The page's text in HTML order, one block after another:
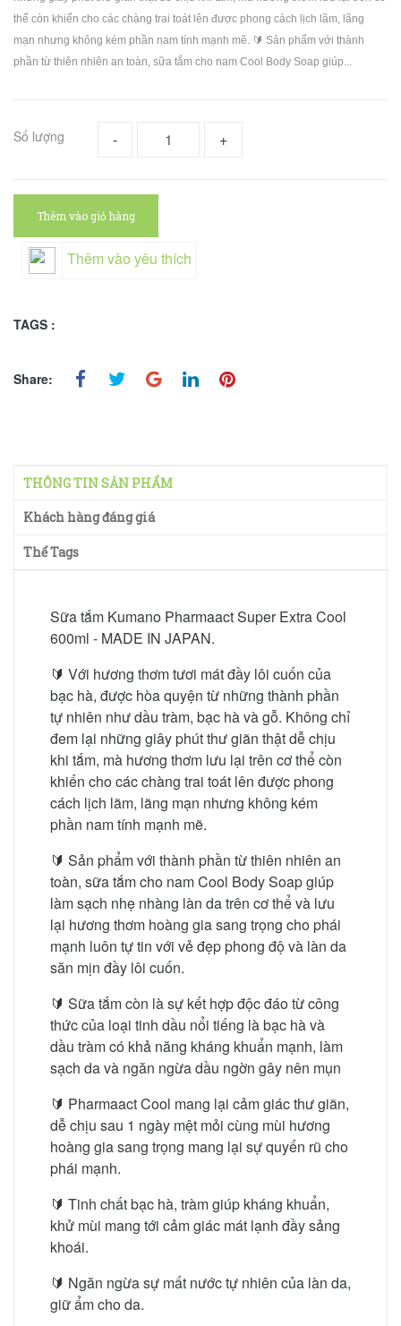
thể còn khiến cho các chàng trai toát lên được phong cách lịch lãm, lãng
mạn nhưng không kém phần nam tính mạnh mẽ. 🔰 Sản phẩm với thành
phần từ thiên nhiên an toàn, sữa tắm cho nam Cool Body Soap giúp...
Số lượng - +
Thêm vào giỏ hàng
Thêm vào yêu thích
TAGS :
Share:
THÔNG TIN SẢN PHẨM
Khách hàng đáng giá
Thể Tags
Sữa tắm Kumano Pharmaact Super Extra Cool
600ml - MADE IN JAPAN.
🔰 Với hương thơm tươi mát đầy lôi cuốn của
bạc hà, được hòa quyện từ những thành phần
tự nhiên như dầu tràm, bạc hà và gỗ. Không chỉ
đem lại những giây phút thư giãn thật dễ chịu
khi tắm, mà hương thơm lưu lại trên cơ thể còn
khiến cho các chàng trai toát lên được phong
cách lịch lãm, lãng mạn nhưng không kém
phần nam tính mạnh mẽ.
🔰 Sản phẩm với thành phần từ thiên nhiên an
toàn, sữa tắm cho nam Cool Body Soap giúp
làm sạch nhẹ nhàng làn da trên cơ thể và lưu
lại hương thơm hoàng gia sang trọng cho phái
mạnh luôn tự tin với vẻ đẹp phong độ và làn da
săn mịn đầy lôi cuốn.
🔰 Sữa tắm còn là sự kết hợp độc đáo từ công
thức của loại tinh dầu nổi tiếng là bạc hà và
dầu tràm có khả năng kháng khuẩn mạnh, làm
sạch da và ngăn ngừa dầu ngờn gây nên mụn
🔰 Pharmaact Cool mang lại cảm giác thư giãn,
dễ chịu sau 1 ngày mệt mỏi cùng mùi hương
hoàng gia sang trọng mang lại sự quyến rũ cho
phái mạnh.
🔰 Tinh chất bạc hà, tràm giúp kháng khuẩn,
khử mùi mang tới cảm giác mát lạnh đầy sảng
khoái.
🔰 Ngăn ngừa sự mất nước tự nhiên của làn da,
giữ ẩm cho da.